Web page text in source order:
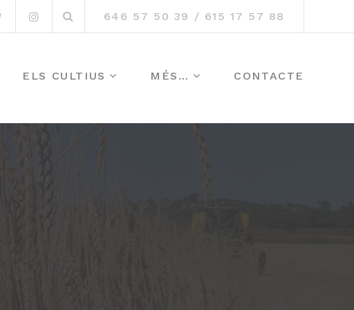
TwitterInstagram
for:
646 57 50 39 / 615 17 57 88
ELS CULTIUS MÉS… CONTACTE